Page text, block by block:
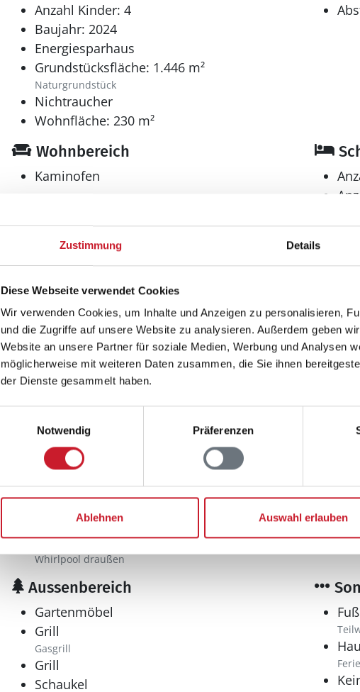
Zustimmung Details
Diese Webseite verwendet Cookies
Wir verwenden Cookies, um Inhalte und Anzeigen zu personalisieren,
und die Zugriffe auf unsere Website zu analysieren. Außerdem geben
Website an unsere Partner für soziale Medien, Werbung und Analysen
möglicherweise mit weiteren Daten zusammen, die Sie ihnen
der Dienste gesammelt haben.
Notwendig
Präferenzen
Ablehnen Auswahl erlauben
Anzahl Kinder: 4
Baujahr: 2024
Energiesparhaus
Grundstücksfläche: 1.446 m²
Naturgrundstück
Nichtraucher
Wohnfläche: 230 m²
Wohnbereich
Kaminofen
Küche
Dunstabzug
Geschirrspüler
Herd
El-Kochplatten/Ofen
Kaffeemaschine
Kühlschrank
Tiefkühlschrank
mit
Wellness
Pool
Whirlpool
Whirlpool draußen
WLAN
Aussenbereich
Gartenmöbel
Grill
Gasgrill
Grill
Schaukel